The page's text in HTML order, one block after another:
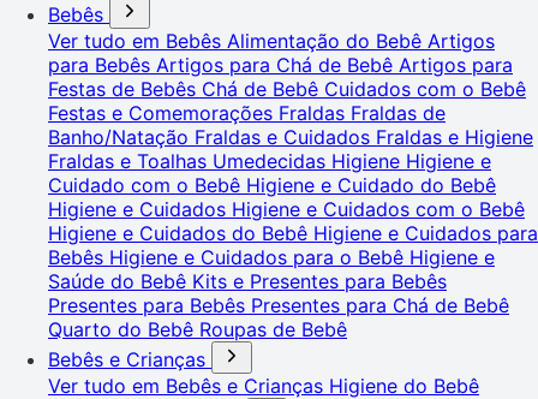
Bebês
Ver tudo em Bebês Alimentação do Bebê Artigos
para Bebês Artigos para Chá de Bebê Artigos para
Festas de Bebês Chá de Bebê Cuidados com o Bebê
Festas e Comemorações Fraldas Fraldas de
Banho/Natação Fraldas e Cuidados Fraldas e Higiene
Fraldas e Toalhas Umedecidas Higiene Higiene e
Cuidado com o Bebê Higiene e Cuidado do Bebê
Higiene e Cuidados Higiene e Cuidados com o Bebê
Higiene e Cuidados do Bebê Higiene e Cuidados para
Bebês Higiene e Cuidados para o Bebê Higiene e
Saúde do Bebê Kits e Presentes para Bebês
Presentes para Bebês Presentes para Chá de Bebê
Quarto do Bebê Roupas de Bebê
Bebês e Crianças
Ver tudo em Bebês e Crianças Higiene do Bebê